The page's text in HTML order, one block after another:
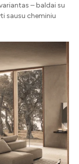
– baldai su
sausu cheminiu